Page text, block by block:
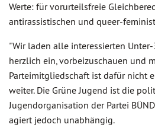
Werte: für vorurteilsfreie
antirassistischen und queer-
"Wir laden alle interessierten
herzlich ein, vorbeizuschauen und
Parteimitgliedschaft ist dafür nicht
weiter. Die Grüne Jugend ist die
Jugendorganisation der Partei
agiert jedoch unabhängig.